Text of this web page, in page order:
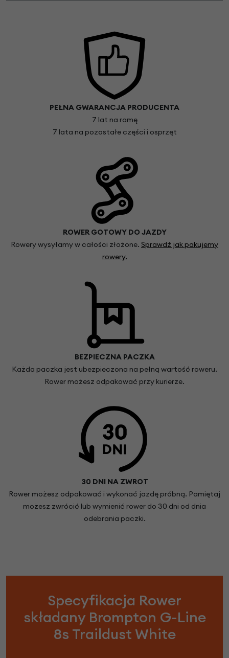
PEŁNA GWARANCJA PRODUCENTA
7 lat na ramę
7 lata na pozostałe części i osprzęt
ROWER GOTOWY DO JAZDY
Rowery wysyłamy w całości złożone. Sprawdź jak pakujemy
rowery.
BEZPIECZNA PACZKA
Każda paczka jest ubezpieczona na pełną wartość roweru.
Rower możesz odpakować przy kurierze.
30 DNI NA ZWROT
Rower możesz odpakować i wykonać jazdę próbną. Pamiętaj
możesz zwrócić lub wymienić rower do 30 dni od dnia
odebrania paczki.
Specyfikacja Rower
składany Brompton G-Line
8s Traildust White